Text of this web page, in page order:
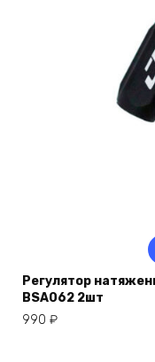
Регулятор
BSA062 2шт
990 ₽